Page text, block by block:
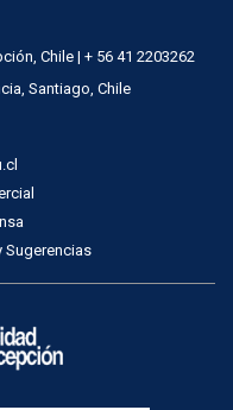
Chile | + 56 41 2203262
Santiago, Chile
Sugerencias